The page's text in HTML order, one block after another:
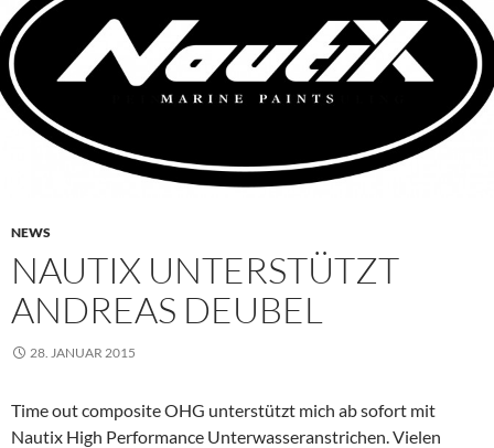
NEWS
NAUTIX UNTERSTÜTZT
ANDREAS DEUBEL
28. JANUAR 2015
Time out composite OHG unterstützt mich ab sofort mit
Nautix High Performance Unterwasseranstrichen. Vielen